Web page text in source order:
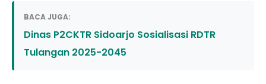
BACA JUGA:
Dinas P2CKTR Sidoarjo Sosialisasi RDTR
Tulangan 2025-2045